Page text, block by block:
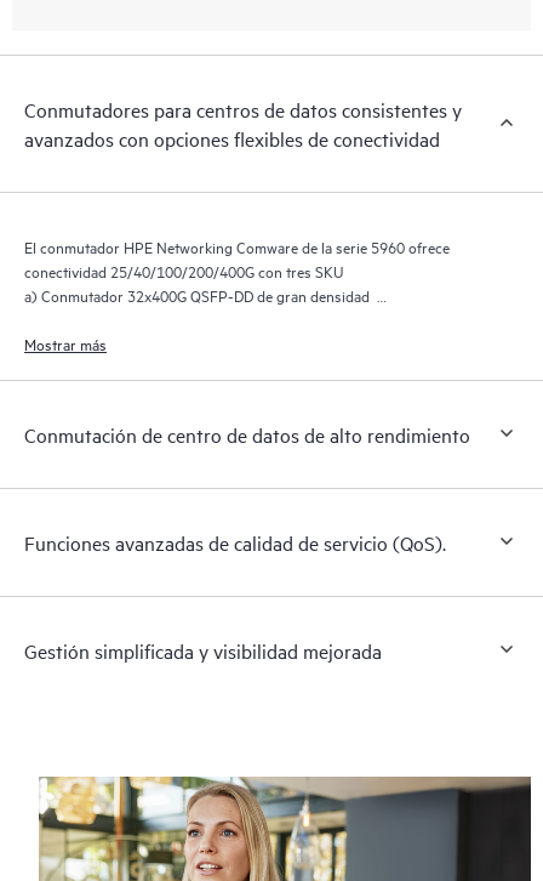
Conmutadores para centros de datos consistentes y
avanzados con opciones flexibles de conectividad
El conmutador HPE Networking Comware de la serie 5960 ofrece
conectividad 25/40/100/200/400G con tres SKU
a) Conmutador 32x400G QSFP-DD de gran densidad
flexible y compatible con versiones anteriores gracias a los puertos
Mostrar más
Conmutación de centro de datos de alto rendimiento
Funciones avanzadas de calidad de servicio (QoS).
Gestión simplificada y visibilidad mejorada